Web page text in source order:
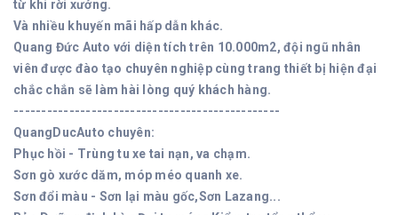
từ khi rời xưởng.
Và nhiều khuyến mãi hấp dẫn khác.
Quang Đức Auto với diện tích trên 10.000m2, đội ngũ nhân
viên được đào tạo chuyên nghiệp cùng trang thiết bị hiện đại
chắc chắn sẽ làm hài lòng quý khách hàng.
------------------------------------------------
QuangDucAuto chuyên:
Phục hồi - Trùng tu xe tai nạn, va chạm.
Sơn gò xước dăm, móp méo quanh xe.
Sơn đổi màu - Sơn lại màu gốc,Sơn Lazang...